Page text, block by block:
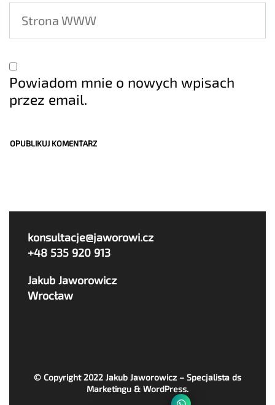
Powiadom mnie o nowych wpisach
przez email.
konsultacje@jaworowi.cz
+48 535 920 913
Jakub Jaworowicz
Wrocław
© Copyright 2022 Jakub Jaworowicz – Specjalista ds
Marketingu & WordPress.